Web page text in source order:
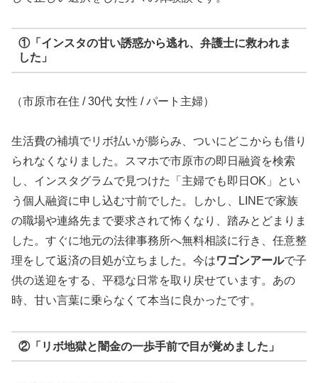
①「インスタの甘い誘惑から逃れ、弁護士に救われま
した」
（市原市在住 / 30代 女性 / パート主婦）
生活費の補填でリボ払いが膨らみ、ついにどこからも借り
られなくなりました。スマホで市原市の即日融資を検索
し、インスタグラムで見つけた「主婦でも即日OK」とい
う個人融資に申し込む寸前でした。しかし、LINEで家族
の職場や連絡先まで要求されて怖くなり、踏みとどまりま
した。すぐに地元の法律事務所へ無料相談に行き、任意整
理をして返済の目処が立ちました。今はワゴンアールで子
供の送迎をする、平穏な日常を取り戻せています。あの
時、甘い言葉に乗らなくて本当に良かったです。
②「リボ地獄と闇金の一歩手前で目が覚めました」